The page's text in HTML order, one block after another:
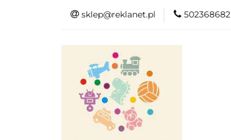
sklep@reklanet.pl 502368682